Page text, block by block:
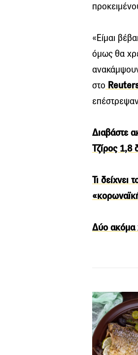
«Είμαι
όμως θα
στο
Διαβάστε
Τζίρος 1,8
Τι δείχνει
Δύο ακόμα